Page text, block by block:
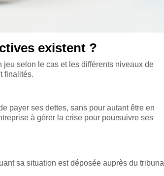
existent ?
jeu selon le cas et les différents niveaux de
finalités.
payer ses dettes, sans pour autant être en
à gérer la crise pour poursuivre ses
sa situation est déposée auprès du tribunal